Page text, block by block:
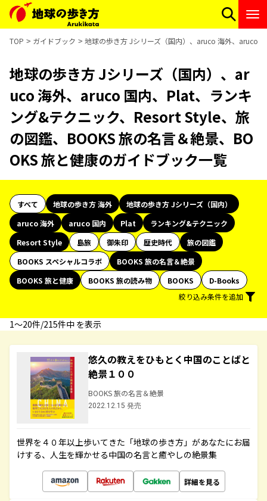
TOP ガイドブック 地球の歩き方 Jシリーズ（国内）、aruco 海外、aruco
地球の歩き方 Jシリーズ（国内）、ar
uco 海外、aruco 国内、Plat、ランキ
ング&テクニック、Resort Style、旅
の図鑑、BOOKS 旅の名言＆絶景、BO
OKS 旅と健康のガイドブック一覧
すべて 地球の歩き方 海外
地球の歩き方 Jシリーズ（国内）
aruco 海外
aruco 国内 Plat
ランキング&テクニック
Resort Style
島旅 御朱印 歴史時代
旅の図鑑
BOOKS スペシャルコラボ
BOOKS 旅の名言＆絶景
BOOKS 旅と健康
BOOKS 旅の読み物 BOOKS
D-Books
絞り込み条件を追加
1〜20件/215件中 を表示
悠久の教えをひもとく中国のことばと
絶景１００
BOOKS 旅の名言＆絶景
2022.12.15 発売
世界を４０年以上歩いてきた「地球の歩き方」があなたにお届
けする、人生を輝かせる中国の名言と癒やしの絶景集
詳細を見る